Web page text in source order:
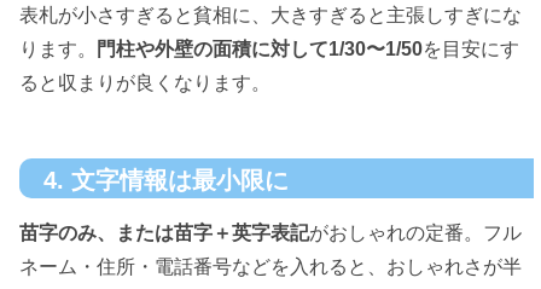
表札が小さすぎると貧相に、大きすぎると主張しすぎにな
ります。
門柱や外壁の面積に対して1/30〜1/50を目安にす
ると収まりが良くなります。
4. 文字情報は最小限に
苗字のみ、または苗字＋英字表記がおしゃれの定番。フル
ネーム・住所・電話番号などを入れると、おしゃれさが半